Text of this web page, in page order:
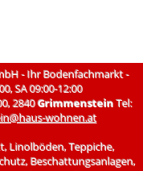
- Ihr Bodenfachmarkt -
SA 09:00-12:00
2840GrimmensteinTel:
wohnen.at
Linolböden, Teppiche,
Beschattungsanlagen,